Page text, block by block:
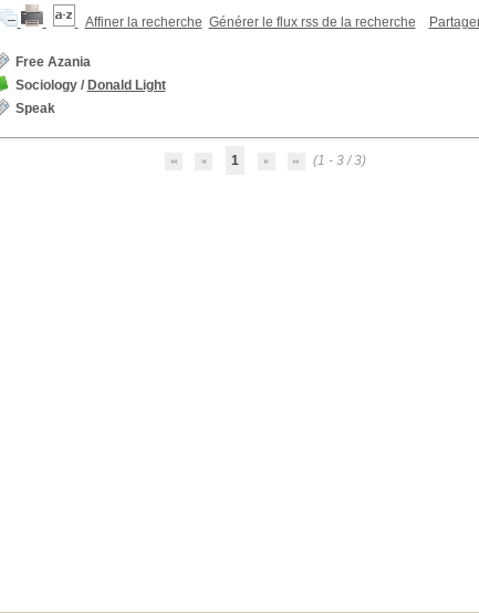
Affiner la recherche Générer le flux rss de la recherche
Free Azania
Sociology/ Donald Light
Speak
1 (1 - 3 / 3)